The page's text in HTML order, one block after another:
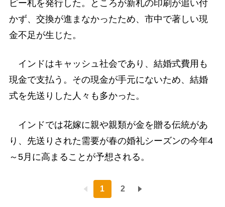
ピー札を発行した。ところが新札の印刷が追い付
かず、交換が進まなかったため、市中で著しい現
金不足が生じた。
インドはキャッシュ社会であり、結婚式費用も
現金で支払う。その現金が手元にないため、結婚
式を先送りした人々も多かった。
インドでは花嫁に親や親類が金を贈る伝統があ
り、先送りされた需要が春の婚礼シーズンの今年4
～5月に高まることが予想される。
1 2